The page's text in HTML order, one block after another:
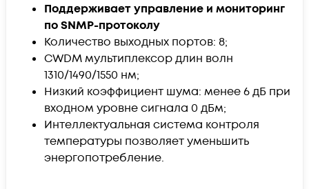
Поддерживает управление и мониторинг
по SNMP-протоколу
Количество выходных портов: 8;
CWDM мультиплексор длин волн
1310/1490/1550 нм;
Низкий коэффициент шума: менее 6 дБ при
входном уровне сигнала 0 дБм;
Интеллектуальная система контроля
температуры позволяет уменьшить
энергопотребление.